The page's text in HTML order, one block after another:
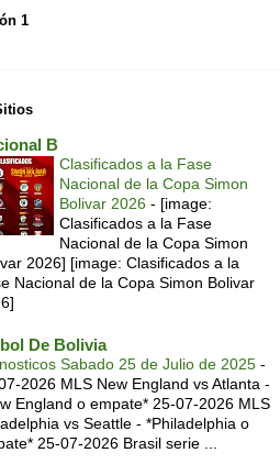
1
B
Clasificados a la Fase
Nacional de la Copa Simon
Bolivar 2026 - [image:
Clasificados a la Fase
Nacional de la Copa Simon
2026] [image: Clasificados a la
Nacional de la Copa Simon Bolivar
De Bolivia
Sabado 25 de Julio de 2025 -
2026 MLS New England vs Atlanta -
England o empate* 25-07-2026 MLS
vs Seattle - *Philadelphia o
25-07-2026 Brasil serie ...